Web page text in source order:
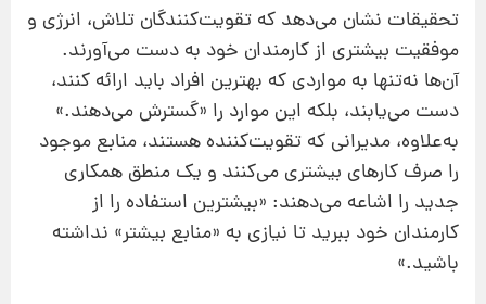
تحقیقات نشان می‌دهد که تقویت‌کنندگان تلاش، انرژی و
موفقیت بیشتری از کارمندان خود به دست می‌آورند.
آن‌ها نه‌تنها به‌ مواردی که بهترین افراد باید ارائه کنند،
دست می‌یابند، بلکه این موارد را «گسترش می‌دهند.»
به‌علاوه، مدیرانی که تقویت‌کننده هستند، منابع موجود
را صرف کارهای بیشتری می‌کنند و یک منطق همکاری
جدید را اشاعه می‌دهند: «بیشترین استفاده را از
کارمندان خود ببرید تا نیازی به «منابع بیشتر» نداشته
باشید.»